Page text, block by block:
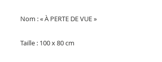
Nom : « À PERTE DE VUE »
Taille : 100 x 80 cm